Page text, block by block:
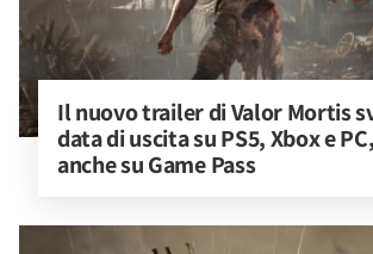
Il nuovo trailer di Valor Mortis
data di uscita su PS5, Xbox e
anche su Game Pass